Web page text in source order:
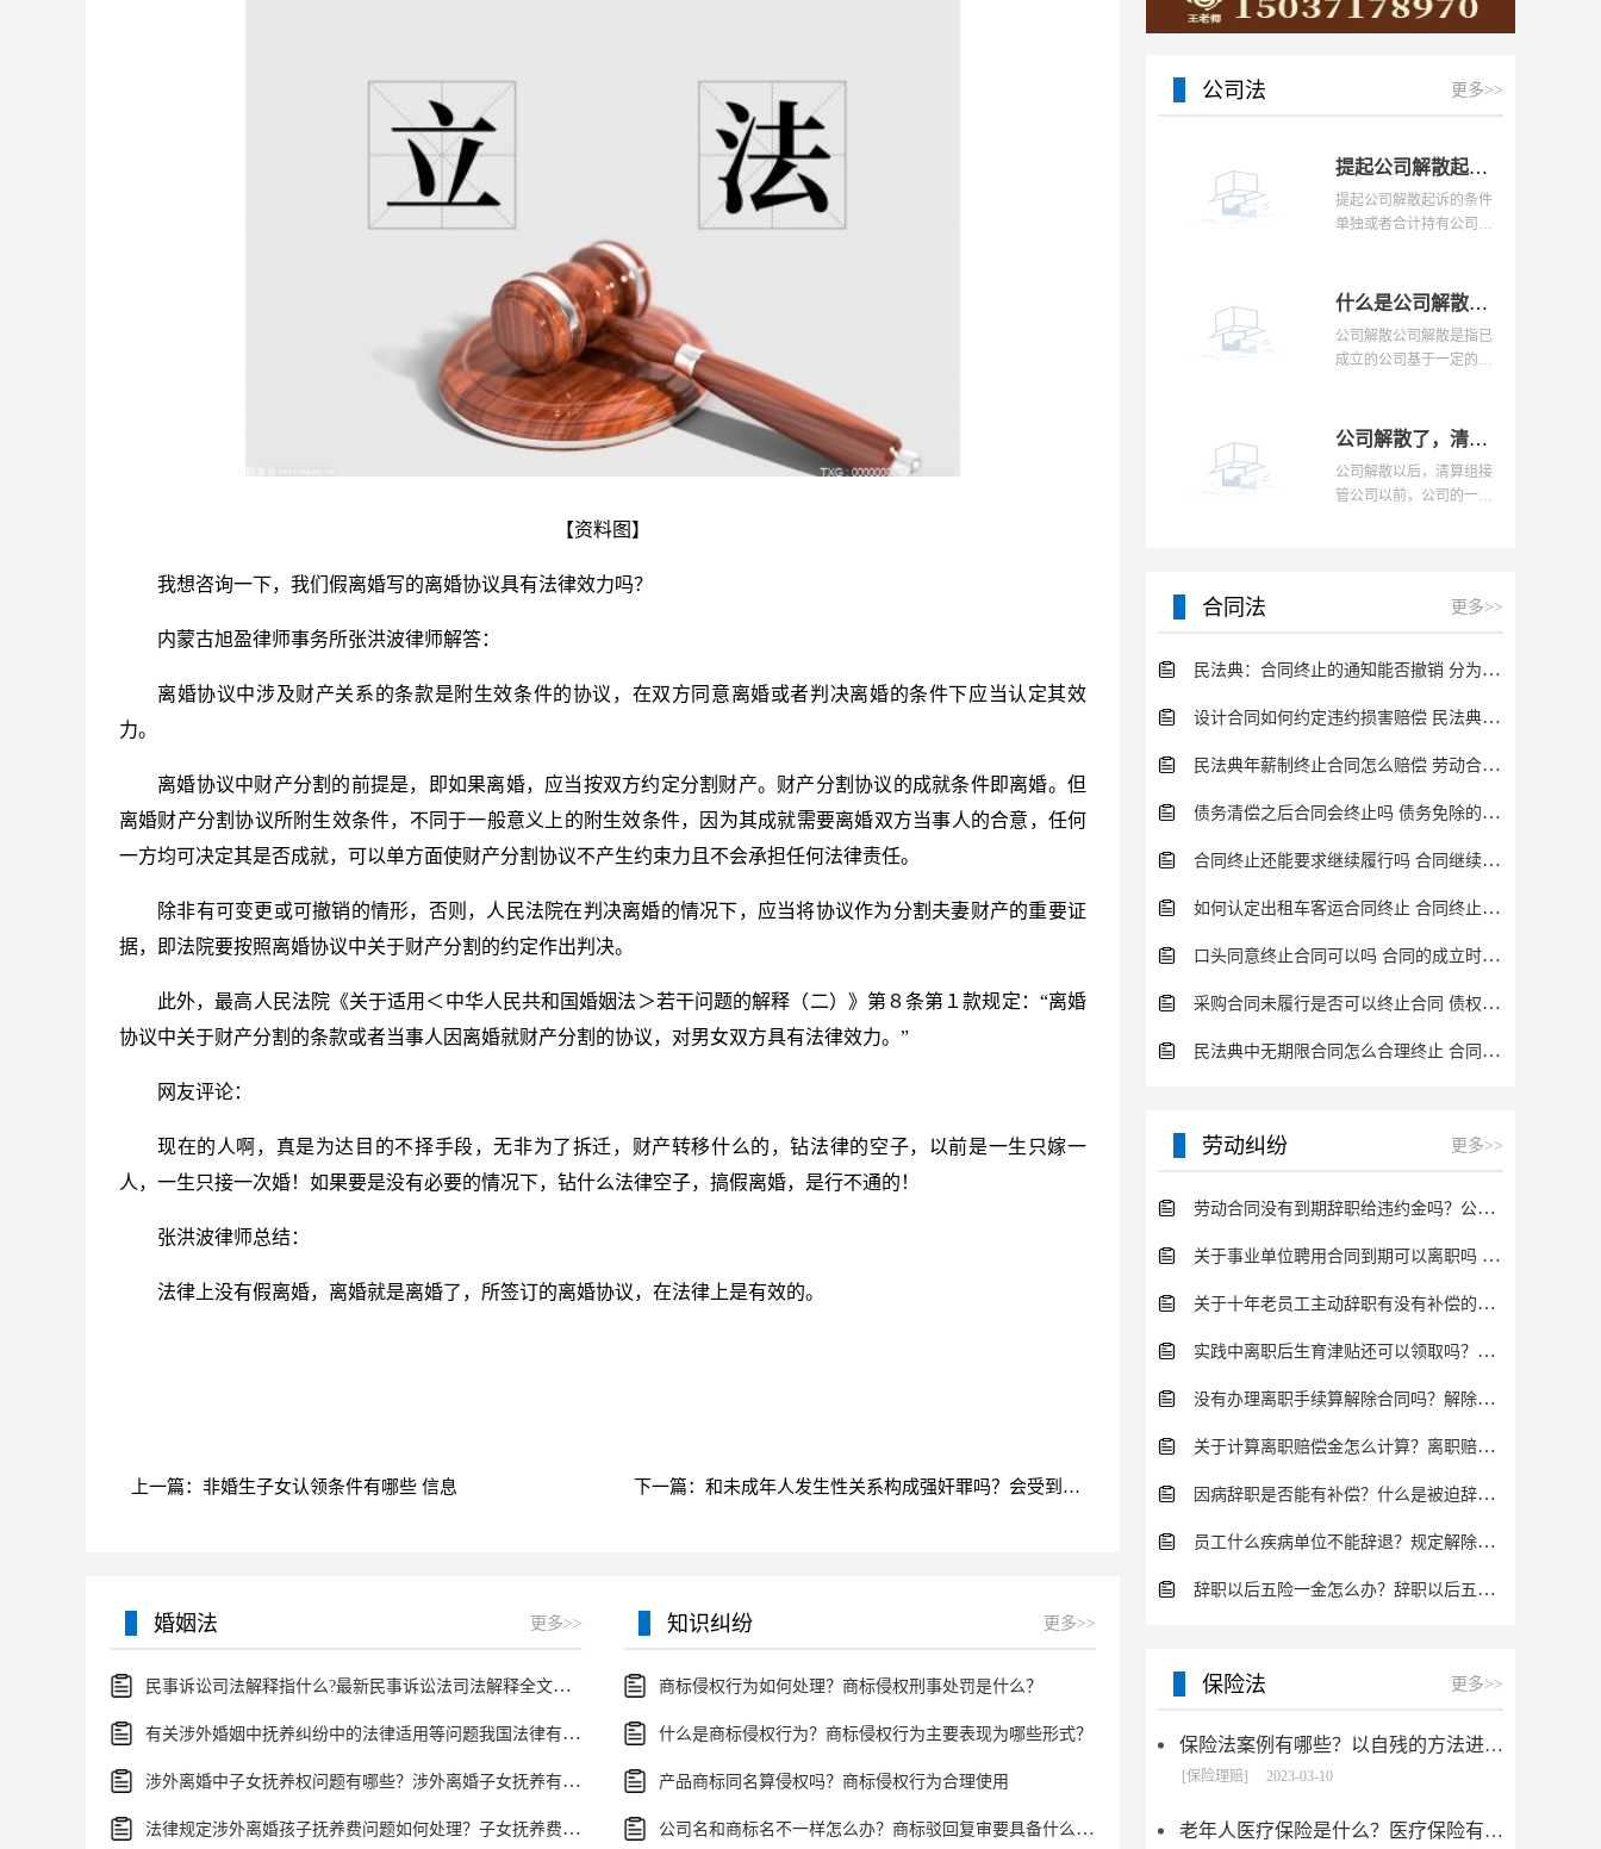
【资料图】
我想咨询一下，我们假离婚写的离婚协议具有法律效力吗？
内蒙古旭盈律师事务所张洪波律师解答：
离婚协议中涉及财产关系的条款是附生效条件的协议，在双方同意离婚或者判决离婚的条件下应当认定其效
力。
离婚协议中财产分割的前提是，即如果离婚，应当按双方约定分割财产。财产分割协议的成就条件即离婚。但
离婚财产分割协议所附生效条件，不同于一般意义上的附生效条件，因为其成就需要离婚双方当事人的合意，任何
一方均可决定其是否成就，可以单方面使财产分割协议不产生约束力且不会承担任何法律责任。
除非有可变更或可撤销的情形，否则，人民法院在判决离婚的情况下，应当将协议作为分割夫妻财产的重要证
据，即法院要按照离婚协议中关于财产分割的约定作出判决。
此外，最高人民法院《关于适用＜中华人民共和国婚姻法＞若干问题的解释（二）》第８条第１款规定：“离婚
协议中关于财产分割的条款或者当事人因离婚就财产分割的协议，对男女双方具有法律效力。”
网友评论：
现在的人啊，真是为达目的不择手段，无非为了拆迁，财产转移什么的，钻法律的空子，以前是一生只嫁一
人，一生只接一次婚！如果要是没有必要的情况下，钻什么法律空子，搞假离婚，是行不通的！
张洪波律师总结：
法律上没有假离婚，离婚就是离婚了，所签订的离婚协议，在法律上是有效的。
上一篇：非婚生子女认领条件有哪些 信息 下一篇：和未成年人发生性关系构成强奸罪吗？会受到什么法律制裁？
婚姻法 更多>>
民事诉讼司法解释指什么?最新民事诉讼法司法解释全文是什么?
有关涉外婚姻中抚养纠纷中的法律适用等问题我国法律有什么解释？
涉外离婚中子女抚养权问题有哪些？涉外离婚子女抚养有几种情况？
法律规定涉外离婚孩子抚养费问题如何处理？子女抚养费数额的计算有哪些影响因素？
知识纠纷 更多>>
商标侵权行为如何处理？商标侵权刑事处罚是什么？
什么是商标侵权行为？商标侵权行为主要表现为哪些形式？
产品商标同名算侵权吗？商标侵权行为合理使用
公司名和商标名不一样怎么办？商标驳回复审要具备什么条件？
公司法 更多>>
提起公司解散起诉的条件是什么？公司的解散事由与清算办法是怎样的？
提起公司解散起诉的条件
单独或者合计持有公司全
一提起解散公司诉讼，人
什么是公司解散？股东申请解散公司有前置程序吗？条件有哪些？
公司解散公司解散是指已
成立的公司基于一定的合
有三大类：一类是一般解
公司解散了，清算组已进场，办理注销登记前有具体的清算流程是什么？
公司解散以后，清算组接
管公司以前，公司的一切
合同法 更多>>
民法典：合同终止的通知能否撤销 分为这几种情况
设计合同如何约定违约损害赔偿 民法典的规定分析
民法典年薪制终止合同怎么赔偿 劳动合同终止流程一览
债务清偿之后合同会终止吗 债务免除的特点介绍
合同终止还能要求继续履行吗 合同继续履行条件内容介绍
如何认定出租车客运合同终止 合同终止有什么法律后果？
口头同意终止合同可以吗 合同的成立时间规定介绍
采购合同未履行是否可以终止合同 债权债务终止情形一览
民法典中无期限合同怎么合理终止 合同的履行方式一览
劳动纠纷 更多>>
劳动合同没有到期辞职给违约金吗？公司辞退员工的程序是怎样的？
关于事业单位聘用合同到期可以离职吗 事业单位离职有哪些规定？
关于十年老员工主动辞职有没有补偿的问题 一般老员工被辞退怎么补偿？
实践中离职后生育津贴还可以领取吗？生育保险待遇有哪些法律规定？
没有办理离职手续算解除合同吗？解除劳动合同离职补偿金怎么算？
关于计算离职赔偿金怎么计算？离职赔偿金的法律规定是什么？
因病辞职是否能有补偿？什么是被迫辞职有哪些情况？
员工什么疾病单位不能辞退？规定解除劳动合同法定情形有哪些？
辞职以后五险一金怎么办？辞职以后五险一金有几种方式处理？
保险法 更多>>
保险法案例有哪些？以自残的方法进行保险诈骗该怎么认定？
[保险理赔] 2023-03-10
老年人医疗保险是什么？医疗保险有几种？